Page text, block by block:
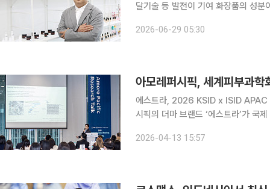
달기술 등 발전이 기여 화장품의 성분이 곧 ‘브랜드 정체성’으로 직결되는 시대다. 똑똑한 소비자들
2026-06-29 05:30
아모레퍼시픽, 세계피부과학
에스트라, 2026 KSID x ISID APAC 공
시픽의 더마 브랜드 ‘에스트라’가 국
학회-세계피부연구학회 아시아·태평
2026-04-13 15:57